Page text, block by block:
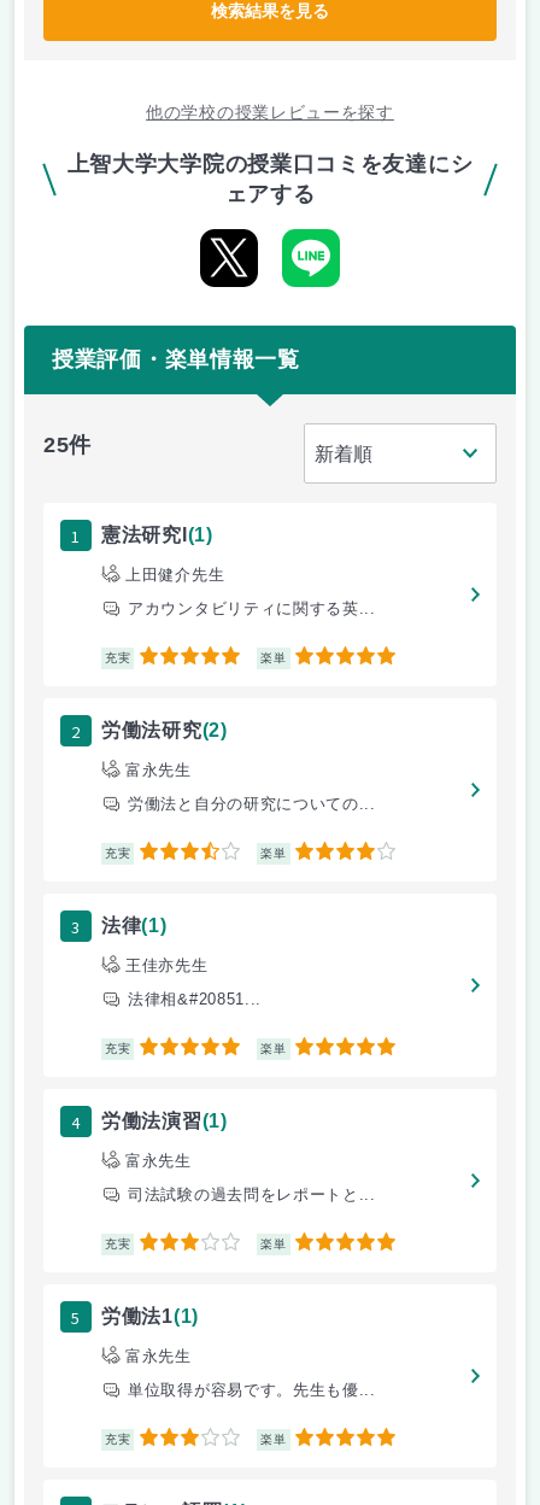
検索結果を見る
他の学校の授業レビューを探す
上智大学大学院の授業口コミを友達にシ
ェアする
授業評価・楽単情報一覧
25件
1 憲法研究I (1)
上田健介先生
アカウンタビリティに関する英...
充実 5 楽単 5
2 労働法研究(2)
富永先生
労働法と自分の研究についての...
充実 3.5 楽単 4
3 法律(1)
王佳亦先生
法律相&#20851...
充実 5 楽単 5
4 労働法演習(1)
富永先生
司法試験の過去問をレポートと...
充実 3 楽単 5
5 労働法1(1)
富永先生
単位取得が容易です。先生も優...
充実 3 楽単 5